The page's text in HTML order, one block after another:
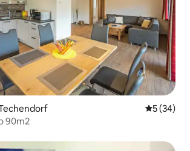
5 (34)
90m2